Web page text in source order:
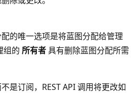
的唯一选项是将蓝图分配给管理
组的 所有者具有删除蓝图分配所需
是订阅，REST API 调用将更改如